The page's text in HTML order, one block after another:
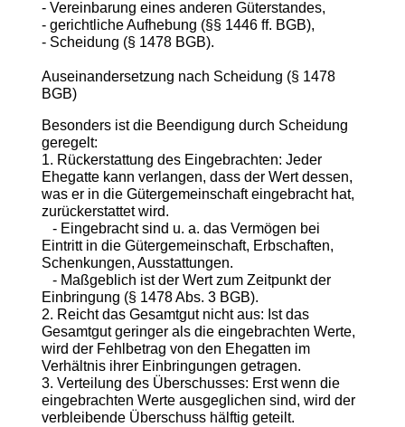
- Vereinbarung eines anderen Güterstandes,
- gerichtliche Aufhebung (§§ 1446 ff. BGB),
- Scheidung (§ 1478 BGB).
Auseinandersetzung nach Scheidung (§ 1478
BGB)
Besonders ist die Beendigung durch Scheidung
geregelt:
1. Rückerstattung des Eingebrachten: Jeder
Ehegatte kann verlangen, dass der Wert dessen,
was er in die Gütergemeinschaft eingebracht hat,
zurückerstattet wird.
- Eingebracht sind u. a. das Vermögen bei
Eintritt in die Gütergemeinschaft, Erbschaften,
Schenkungen, Ausstattungen.
- Maßgeblich ist der Wert zum Zeitpunkt der
Einbringung (§ 1478 Abs. 3 BGB).
2. Reicht das Gesamtgut nicht aus: Ist das
Gesamtgut geringer als die eingebrachten Werte,
wird der Fehlbetrag von den Ehegatten im
Verhältnis ihrer Einbringungen getragen.
3. Verteilung des Überschusses: Erst wenn die
eingebrachten Werte ausgeglichen sind, wird der
verbleibende Überschuss hälftig geteilt.